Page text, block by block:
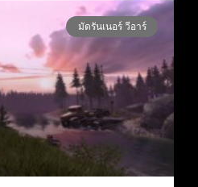
มัดรันเนอร์ วีอาร์